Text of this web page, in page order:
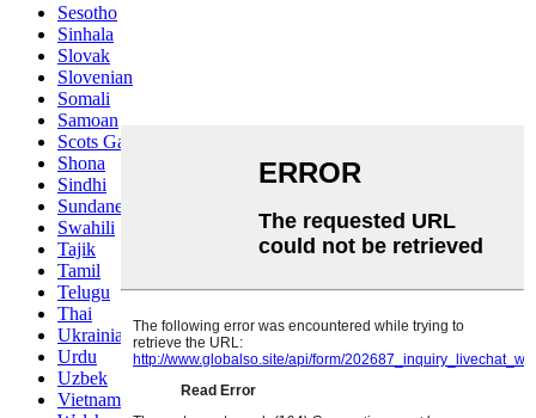
Sesotho
Sinhala
Slovak
Slovenian
Somali
Samoan
Scots Gaelic
Shona
Sindhi
Sundanese
Swahili
Tajik
Tamil
Telugu
Thai
Ukrainian
Urdu
Uzbek
Vietnamese